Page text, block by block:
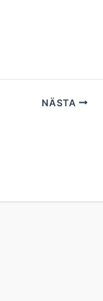
NÄSTA